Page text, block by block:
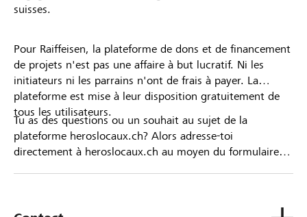
suisses.
Pour Raiffeisen, la plateforme de dons et de financement
de projets n'est pas une affaire à but lucratif. Ni les
initiateurs ni les parrains n'ont de frais à payer. La
plateforme est mise à leur disposition gratuitement de
tous les utilisateurs.
Tu as des questions ou un souhait au sujet de la
plateforme heroslocaux.ch? Alors adresse-toi
directement à heroslocaux.ch au moyen du formulaire